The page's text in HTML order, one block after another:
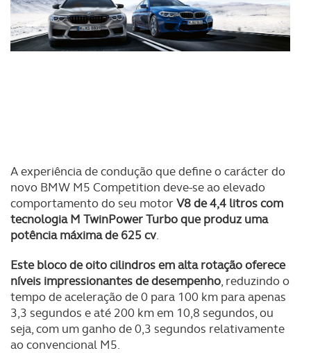
A experiência de condução que define o carácter do
novo BMW M5 Competition deve-se ao elevado
comportamento do seu motorV8 de 4,4 litros com
tecnologia M TwinPower Turbo que produz uma
potência máxima de 625 cv.
Este bloco de oito cilindros em alta rotação oferece
níveis impressionantes de desempenho, reduzindo o
tempo de aceleração de 0 para 100 km para apenas
3,3 segundos e até 200 km em 10,8 segundos, ou
seja, com um ganho de 0,3 segundos relativamente
ao convencional M5.